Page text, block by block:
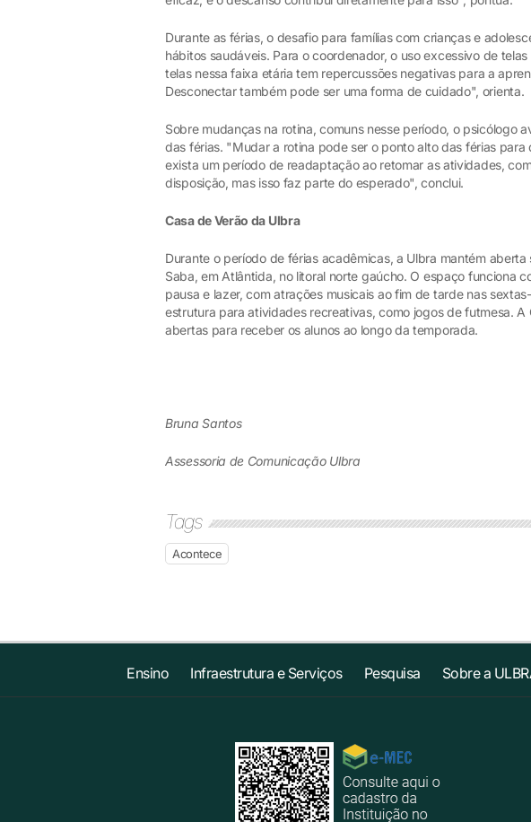
Durante as férias, o desafio para famílias com crianças e
hábitos saudáveis. Para o coordenador, o uso excessivo de
telas nessa faixa etária tem repercussões negativas para a
Desconectar também pode ser uma forma de cuidado", orienta.
Sobre mudanças na rotina, comuns nesse período, o psicólogo
das férias. "Mudar a rotina pode ser o ponto alto das férias para
exista um período de readaptação ao retomar as atividades,
disposição, mas isso faz parte do esperado", conclui.
Casa de Verão da Ulbra
Durante o período de férias acadêmicas, a Ulbra mantém aberta
Saba, em Atlântida, no litoral norte gaúcho. O espaço funciona
pausa e lazer, com atrações musicais ao fim de tarde nas
estrutura para atividades recreativas, como jogos de futmesa. A
abertas para receber os alunos ao longo da temporada.
Bruna Santos
Assessoria de Comunicação Ulbra
Tags
Acontece
Ensino Infraestrutura e Serviços Pesquisa Sobre a